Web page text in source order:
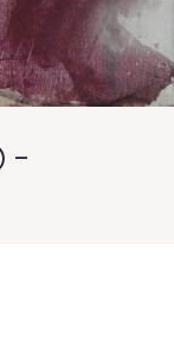
–